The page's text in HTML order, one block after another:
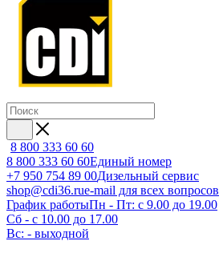
8 800 333 60 60
8 800 333 60 60Единый номер
+7 950 754 89 00Дизельный сервис
shop@cdi36.rue-mail для всех вопросов
График работыПн - Пт: с 9.00 до 19.00
Сб - с 10.00 до 17.00
Вс: - выходной